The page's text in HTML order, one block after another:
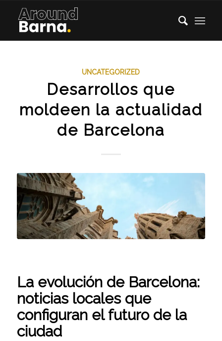
UNCATEGORIZED
Desarrollos que
moldeen la actualidad
de Barcelona
La evolución de Barcelona:
noticias locales que
configuran el futuro de la
ciudad